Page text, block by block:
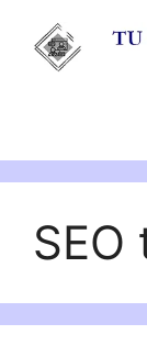
contenido
SEO